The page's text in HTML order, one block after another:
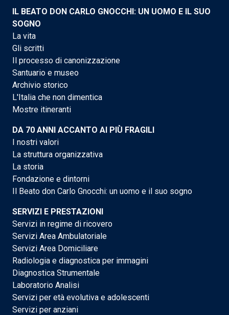
IL BEATO DON CARLO GNOCCHI: UN UOMO E IL SUO
SOGNO
La vita
Gli scritti
Il processo di canonizzazione
Santuario e museo
Archivio storico
L'Italia che non dimentica
Mostre itineranti
DA 70 ANNI ACCANTO AI PIÙ FRAGILI
I nostri valori
La struttura organizzativa
La storia
Fondazione e dintorni
Il Beato don Carlo Gnocchi: un uomo e il suo sogno
SERVIZI E PRESTAZIONI
Servizi in regime di ricovero
Servizi Area Ambulatoriale
Servizi Area Domiciliare
Radiologia e diagnostica per immagini
Diagnostica Strumentale
Laboratorio Analisi
Servizi per età evolutiva e adolescenti
Servizi per anziani